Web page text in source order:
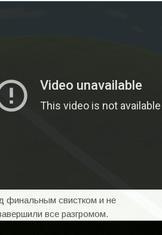
финальным свистком и не
все разгромом.